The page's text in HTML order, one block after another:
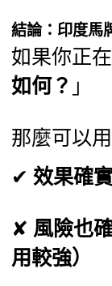
結論：印度馬
如果你正
如何？ 」
那麼可以
✔效果確
✘ 風險也
用較強）